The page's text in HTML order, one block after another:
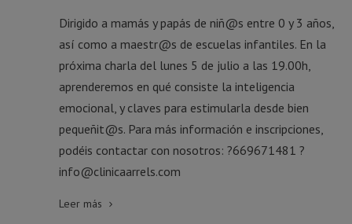
Dirigido a mamás y papás de niñ@s entre 0 y 3 años,
así como a maestr@s de escuelas infantiles. En la
próxima charla del lunes 5 de julio a las 19.00h,
aprenderemos en qué consiste la inteligencia
emocional, y claves para estimularla desde bien
pequeñit@s. Para más información e inscripciones,
podéis contactar con nosotros: ?669671481 ?
info@clinicaarrels.com
Leer más